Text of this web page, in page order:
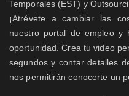
Temporales (EST) y
¡Atrévete a cambiar las
nuestro portal de empleo
oportunidad. Crea tu video
segundos y contar detalles
nos permitirán conocerte un